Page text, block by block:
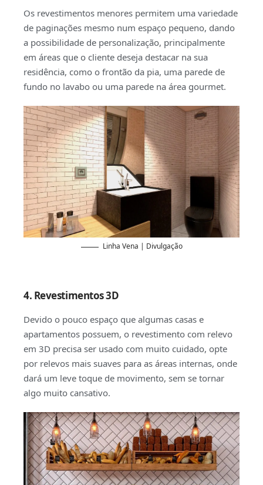
Os revestimentos menores permitem uma variedade
de paginações mesmo num espaço pequeno, dando
a possibilidade de personalização, principalmente
em áreas que o cliente deseja destacar na sua
residência, como o frontão da pia, uma parede de
fundo no lavabo ou uma parede na área gourmet.
Linha Vena | Divulgação
4. Revestimentos 3D
Devido o pouco espaço que algumas casas e
apartamentos possuem, o revestimento com relevo
em 3D precisa ser usado com muito cuidado, opte
por relevos mais suaves para as áreas internas, onde
dará um leve toque de movimento, sem se tornar
algo muito cansativo.